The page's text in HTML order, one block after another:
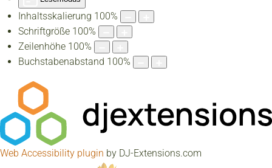
Inhaltsskalierung 100%
Schriftgröße 100%
Zeilenhöhe 100%
Buchstabenabstand 100%
Web Accessibility plugin by DJ-Extensions.com